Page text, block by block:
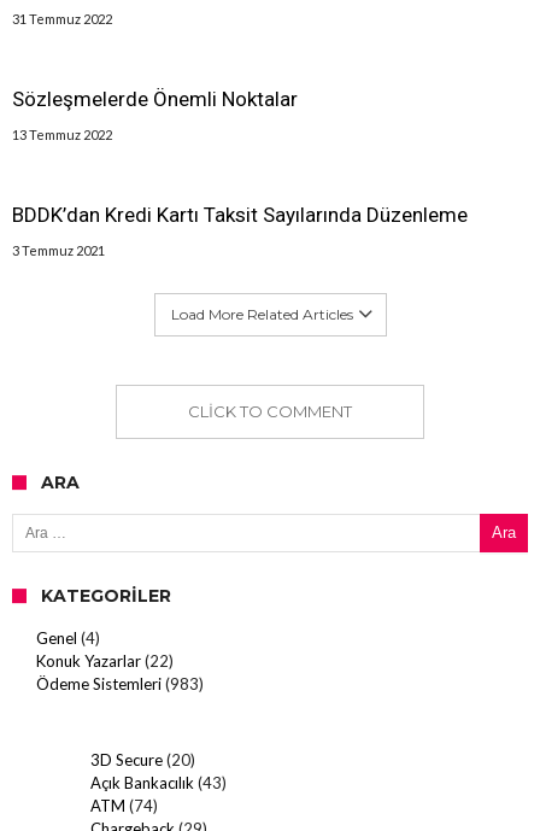
31 Temmuz 2022
Sözleşmelerde Önemli Noktalar
13 Temmuz 2022
BDDK’dan Kredi Kartı Taksit Sayılarında Düzenleme
3 Temmuz 2021
Load More Related Articles
CLICK TO COMMENT
ARA
Arama:
KATEGORILER
Genel (4)
Konuk Yazarlar(22)
Ödeme Sistemleri(983)
3D Secure(20)
Açık Bankacılık (43)
ATM (74)